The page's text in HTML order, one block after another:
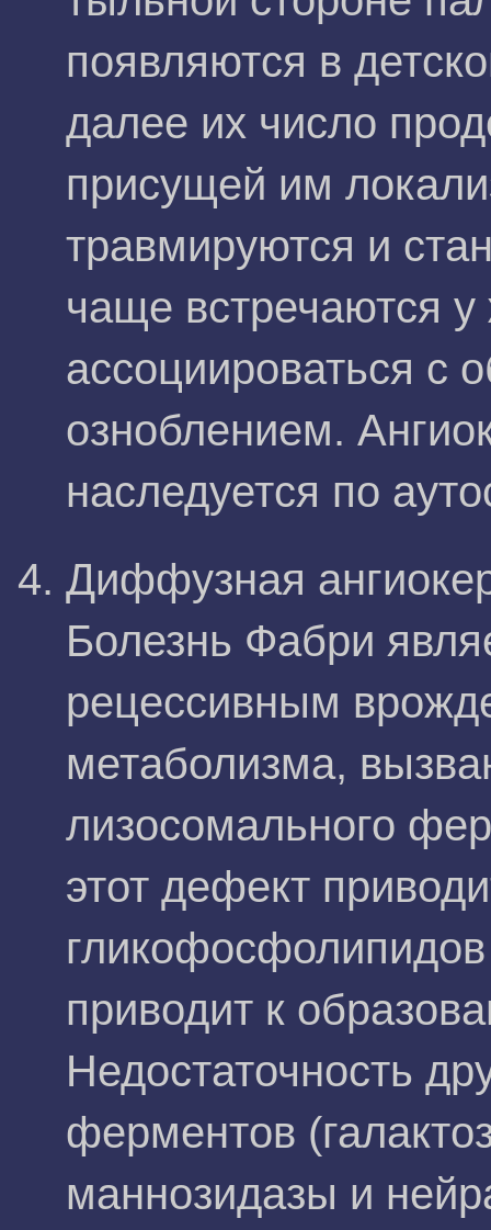
появляются в
далее их число
присущей им
травмируются и
чаще встречаются
ассоциироваться с
озноблением.
наследуется по
Диффузная
Болезнь Фабри
рецессивным
метаболизма,
лизосомального
этот дефект
гликофосфолипидов
приводит к
Недостаточность
ферментов
маннозидазы и